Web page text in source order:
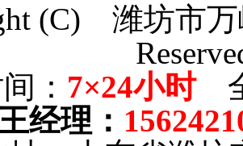
(C) 潍坊市
： 7×24小时全
经理 ：